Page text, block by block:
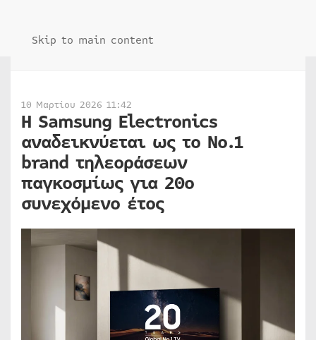
Skip to main content
10 Μαρτίου 2026 11:42
Η Samsung Electronics
αναδεικνύεται ως το Νο.1
brand τηλεοράσεων
παγκοσμίως για 20ο
συνεχόμενο έτος